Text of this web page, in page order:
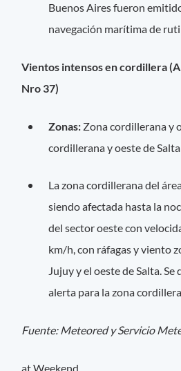
Buenos Aires fueron
navegación marítima de
Vientos intensos en cordillera
Nro 37)
Zonas: Zona cordillerana y
cordillerana y oeste de Salta
La zona cordillerana del
siendo afectada hasta la
del sector oeste con
km/h, con ráfagas y viento
Jujuy y el oeste de Salta.
alerta para la zona
Fuente: Meteored y Servicio
at Weekend